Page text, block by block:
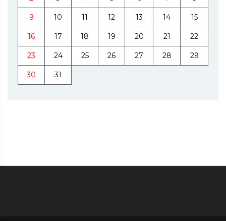
9 10 11 12 13 14 15
16 17 18 19 20 21 22
23 24 25 26 27 28 29
30 31